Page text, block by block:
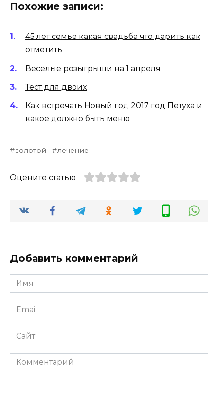
Похожие записи:
45 лет семье какая свадьба что дарить как
отметить
Веселые розыгрыши на 1 апреля
Тест для двоих
Как встречать Новый год 2017 год Петуха и
какое должно быть меню
золотой лечение
Оцените статью
Добавить комментарий
Имя
*
Email
*
Сайт
Комментарий